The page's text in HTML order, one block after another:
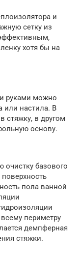
и
сетку из
хотя бы на
руками можно
или настила. В
стяжку, в другом
основу.
очистку базового
пола ванной
периметру
демпферная
стяжки.